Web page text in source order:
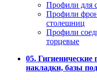
Профили для
Профили
столешниц
Профили
торцевые
05.
накладки, базы